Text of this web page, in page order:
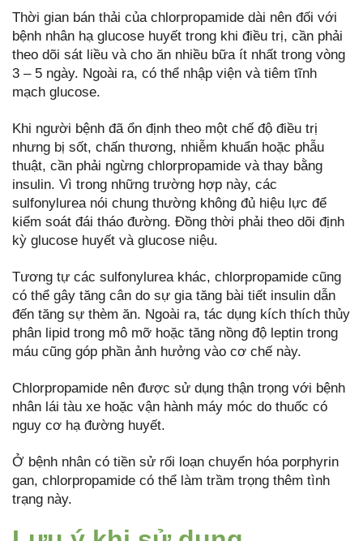
Thời gian bán thải của chlorpropamide dài nên đối với
bệnh nhân hạ glucose huyết trong khi điều trị, cần phải
theo dõi sát liều và cho ăn nhiều bữa ít nhất trong vòng
3 – 5 ngày. Ngoài ra, có thể nhập viện và tiêm tĩnh
mạch glucose.
Khi người bệnh đã ổn định theo một chế độ điều trị
nhưng bị sốt, chấn thương, nhiễm khuẩn hoặc phẫu
thuật, cần phải ngừng chlorpropamide và thay bằng
insulin. Vì trong những trường hợp này, các
sulfonylurea nói chung thường không đủ hiệu lực để
kiểm soát đái tháo đường. Đồng thời phải theo dõi định
kỳ glucose huyết và glucose niệu.
Tương tự các sulfonylurea khác, chlorpropamide cũng
có thể gây tăng cân do sự gia tăng bài tiết insulin dẫn
đến tăng sự thèm ăn. Ngoài ra, tác dụng kích thích thủy
phân lipid trong mô mỡ hoặc tăng nồng độ leptin trong
máu cũng góp phần ảnh hưởng vào cơ chế này.
Chlorpropamide nên được sử dụng thận trọng với bệnh
nhân lái tàu xe hoặc vận hành máy móc do thuốc có
nguy cơ hạ đường huyết.
Ở bệnh nhân có tiền sử rối loạn chuyển hóa porphyrin
gan, chlorpropamide có thể làm trầm trọng thêm tình
trạng này.